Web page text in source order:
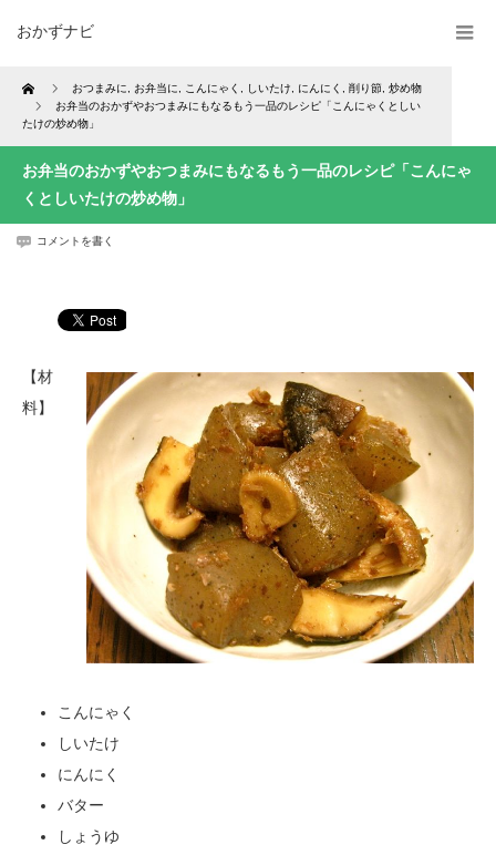
おかずナビ
Home おつまみに お弁当に こんにゃく しいたけ にんにく 削り節
炒め物
お弁当のおかずやおつまみにもなるもう一品のレシピ「こんにゃくとしい
たけの炒め物」
お弁当のおかずやおつまみにもなるもう一品のレシピ「こんにゃ
くとしいたけの炒め物」
コメントを書く
【材
料】
こんにゃく
しいたけ
にんにく
バター
しょうゆ